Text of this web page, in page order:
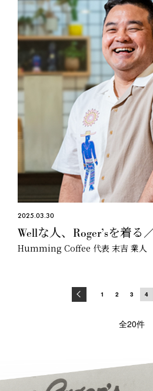
2025.03.30
Wellな人、Roger’sを着る
Humming Coffee 代表 末吉 業人
1 2 3 4
全20件